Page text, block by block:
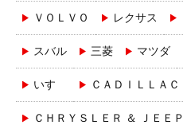
ＶＯＬＶＯ レクサス
スバル 三菱 マツダ
いすゞ ＣＡＤＩＬＬＡＣ
ＣＨＲＹＳＬＥＲ ＆ ＪＥＥＰ